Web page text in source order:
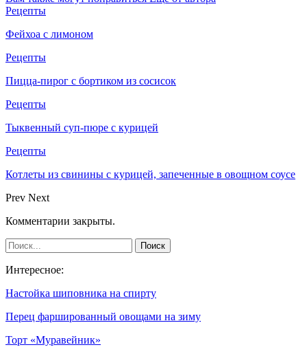
Рецепты
Фейхоа с лимоном
Рецепты
Пицца-пирог с бортиком из сосисок
Рецепты
Тыквенный суп-пюре с курицей
Рецепты
Котлеты из свинины с курицей, запеченные в овощном соусе
Prev Next
Комментарии закрыты.
Интересное:
Настойка шиповника на спирту
Перец фаршированный овощами на зиму
Торт «Муравейник»